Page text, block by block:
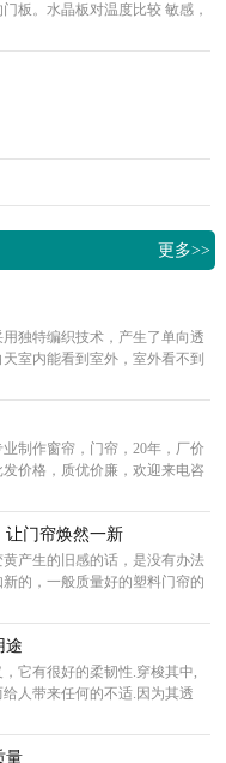
板。水晶板对温度比较 敏感，
更多>>
独特编织技术，产生了单向透
室内能看到室外，室外看不到
制作窗帘，门帘，20年，厂价
价格，质优价廉，欢迎来电咨
让门帘焕然一新
产生的旧感的话，是没有办法
的，一般质量好的塑料门帘的
途
它有很好的柔韧性.穿梭其中,
人带来任何的不适.因为其透
量